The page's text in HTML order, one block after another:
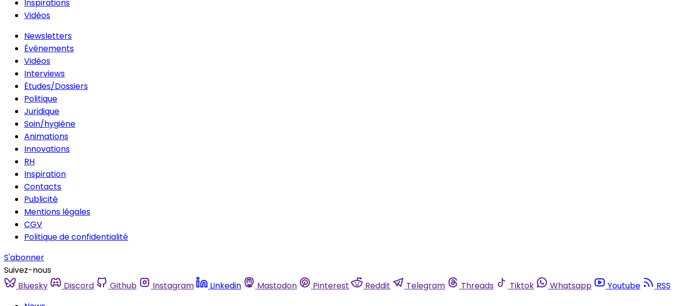
Inspirations
Vidéos
Newsletters
Événements
Vidéos
Interviews
Études/Dossiers
Politique
Juridique
Soin/hygiène
Animations
Innovations
RH
Inspiration
Contacts
Publicité
Mentions légales
CGV
Politique de confidentialité
S'abonner
Suivez-nous
Bluesky
Discord Github Instagram Linkedin Mastodon Pinterest Reddit Telegram Threads Tiktok Whatsapp Youtube
RSS